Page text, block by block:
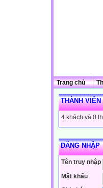
Trang chủ
THÀNH
4 khách và 0
ĐĂNG NHẬP
Tên truy nhập
Mật khẩu